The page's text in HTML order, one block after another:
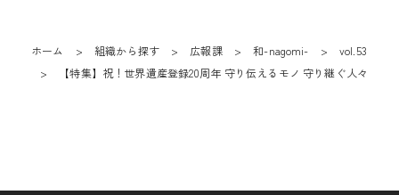
ホーム 組織から探す 広報課 和-nagomi-
vol.53
【特集】祝！世界遺産登録20周年 守り伝えるモノ 守り継ぐ人々